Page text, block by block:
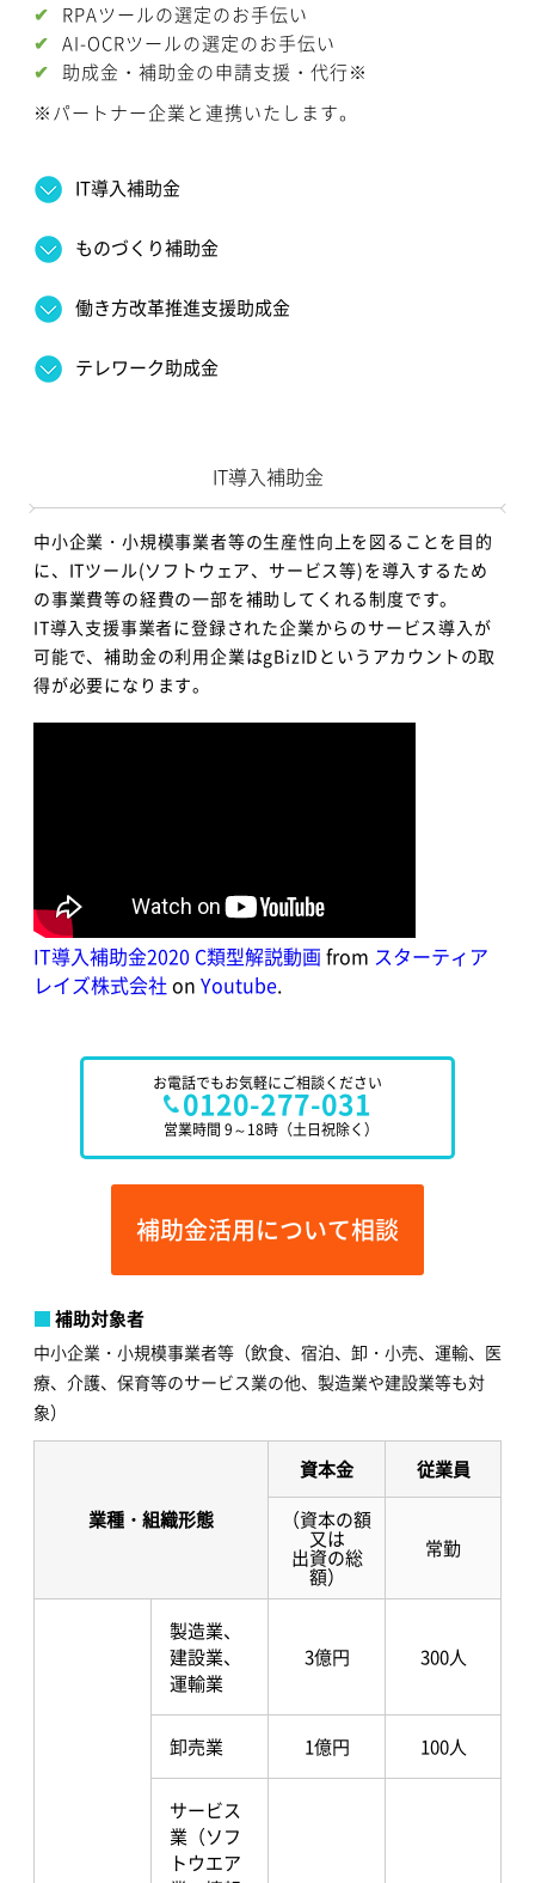
RPAツールの選定のお手伝い
AI-OCRツールの選定のお手伝い
助成金・補助金の申請支援・代行※
※パートナー企業と連携いたします。
IT導入補助金
ものづくり補助金
働き方改革推進支援助成金
テレワーク助成金
IT導入補助金
中小企業・小規模事業者等の生産性向上を図ることを目的
に、ITツール(ソフトウェア、サービス等)を導入するため
の事業費等の経費の一部を補助してくれる制度です。
IT導入支援事業者に登録された企業からのサービス導入が
可能で、補助金の利用企業はgBizIDというアカウントの取
得が必要になります。
IT導入補助金2020 C類型解説動画 from スターティア
レイズ株式会社on Youtube.
お電話でもお気軽にご相談ください
0120-277-031
営業時間 9～18時（土日祝除く）
補助金活用について相談
補助対象者
中小企業・小規模事業者等（飲食、宿泊、卸・小売、運輸、医
療、介護、保育等のサービス業の他、製造業や建設業等も対
象）
業種・組織形態
資本金
従業員
（資本の額
又は
出資の総
額）
常勤
製造業、
建設業、
運輸業
3億円 300人
卸売業 1億円 100人
サービス
業（ソフ
トウエア